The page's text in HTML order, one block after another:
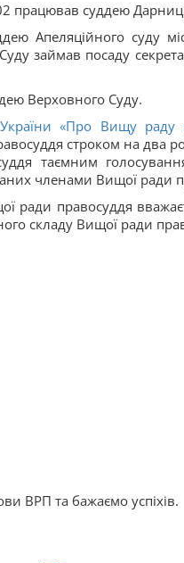
працював суддею
Апеляційного суду
займав посаду
Верховного Суду.
«Про Вищу раду
строком на два
таємним
членами Вищої ради
ради правосуддя
складу Вищої ради
ВРП та бажаємо успіхів.